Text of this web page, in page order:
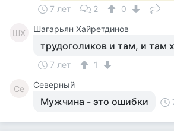
7 лет 2 0
ШХ Шагарьян Хайретдинов
трудоголиков и там, и там
7 лет 1
Се Северный
Мужчина - это ошибки